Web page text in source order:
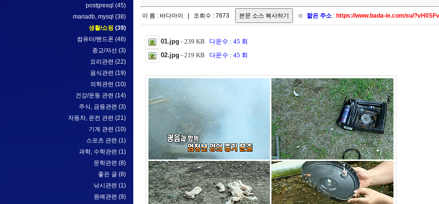
postgresql (45)
mariadb, mysql (38)
생활/쇼핑 (39)
컴퓨터/핸드폰 (48)
종교/자선 (3)
요리관련 (22)
음식관련 (19)
의학관련 (10)
건강/운동 관련 (14)
주식, 금융관련 (3)
자동차, 운전 관련 (21)
기계 관련 (10)
스포츠 관련 (1)
과학, 수학관련 (1)
문학관련 (8)
좋은 글 (8)
낚시관련 (1)
원예관련 (9)
이 름 : 바다아이 | 조회수 : 7673 짧은 주소 : https://www.bada-ie.com/su/
01.jpg - 239 KB 다운수 : 45 회
02.jpg - 219 KB 다운수 : 45 회